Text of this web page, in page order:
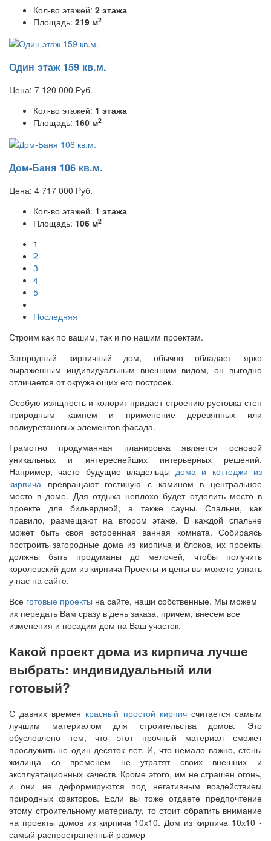
Кол-во этажей: 2 этажа
Площадь: 219 м2
Один этаж 159 кв.м.
Цена: 7 120 000 Руб.
Кол-во этажей: 1 этажа
Площадь: 160 м2
Дом-Баня 106 кв.м.
Цена: 4 717 000 Руб.
Кол-во этажей: 1 этажа
Площадь: 106 м2
1
2
3
4
5
Последняя
Строим как по вашим, так и по нашим проектам.
Загородный кирпичный дом, обычно обладает ярко
выраженным индивидуальным внешним видом, он выгодно
отличается от окружающих его построек.
Особую изящность и колорит придает строению рустовка стен
природным камнем и применение деревянных или
полиуретановых элементов фасада.
Грамотно продуманная планировка является основой
уникальных и интереснейших интерьерных решений.
Например, часто будущие владельцыдома и коттеджи из
кирпича превращают гостиную с камином в центральное
место в доме. Для отдыха неплохо будет отделить место в
проекте для бильярдной, а также сауны. Спальни, как
правило, размещают на втором этаже. В каждой спальне
может быть своя встроенная ванная комната. Собираясь
построить загородные дома из кирпича и блоков, их проекты
должны быть продуманы до мелочей, чтобы получить
королевский дом из кирпича Проекты и цены вы можете узнать
у нас на сайте.
Все готовые проекты на сайте, наши собственные. Мы можем
их передать Вам сразу в день заказа, причем, внесем все
изменения и посадим дом на Ваш участок.
Какой проект дома из кирпича лучше
выбрать: индивидуальный или
готовый?
С давних времен красный простой кирпичсчитается самым
лучшим материалом для строительства домов. Это
обусловлено тем, что этот прочный материал сможет
прослужить не один десяток лет. И, что немало важно, стены
жилища со временем не утратят своих внешних и
эксплуатационных качеств. Кроме этого, им не страшен огонь,
и они не деформируются под негативным воздействием
природных факторов. Если вы тоже отдаете предпочтение
этому строительному материалу, то стоит обратить внимание
на проекты домов из кирпича 10х10. Дом из кирпича 10х10 -
самый распространённый размер